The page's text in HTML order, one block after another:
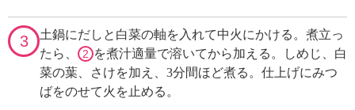
3
土鍋にだしと白菜の軸を入れて中火にかける。煮立っ
たら、
2 を煮汁適量で溶いてから加える。しめじ、白
菜の葉、さけを加え、3分間ほど煮る。仕上げにみつ
ばをのせて火を止める。